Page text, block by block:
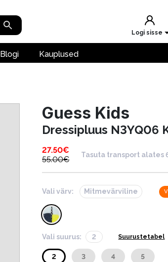
Logi sisse
Blogi Kauplused
Guess Kids
Dressipluus N3YQ06
27.50€
55.00€
Tasuta transport alates
Vali värv: Mitmevärviline
Vali suurus: 2 Suurustetabel
2 3 4 5